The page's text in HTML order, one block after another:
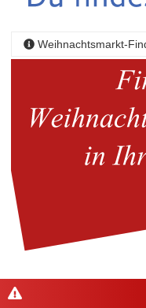
Weihnachtsmarkt-